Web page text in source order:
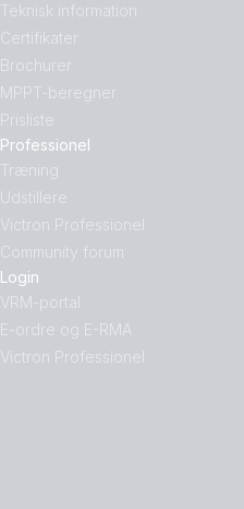
Teknisk information
Certifikater
Brochurer
MPPT-beregner
Prisliste
Professionel
Træning
Udstillere
Victron Professionel
Community forum
Login
VRM-portal
E-ordre og E-RMA
Victron Professionel